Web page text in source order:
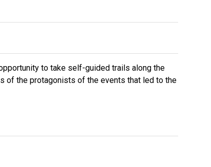
to take self-guided trails along the
of the protagonists of the events that led to the